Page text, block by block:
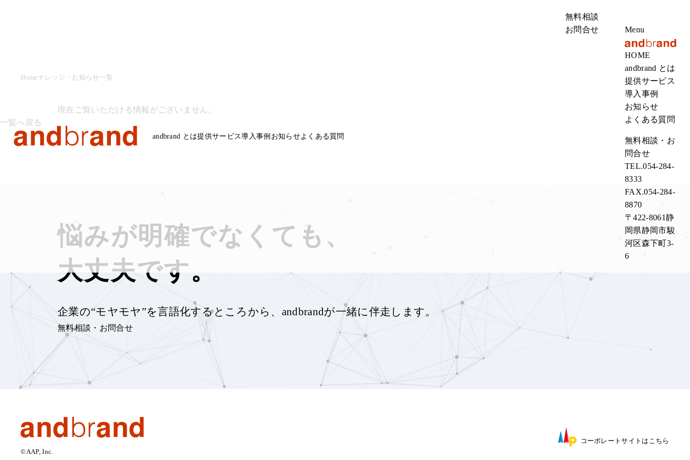
andbrand とは提供サービス導入事例 お知らせよくある質問
無料相談
お問合せ
Menu
HOME
andbrand とは
提供サービス
導入事例
お知らせ
よくある質問
無料相談・お
問合せ
TEL.054-284-
8333
FAX.054-284-
8870
〒422-8061静
岡県静岡市駿
河区森下町3-
6
Home ナレッジ・お知らせ一覧
現在ご覧いただける情報がございません。
一覧へ戻る
悩みが明確でなくても、
大丈夫です。
企業の“モヤモヤ”を言語化するところから、 andbrandが一緒に伴走します。
無料相談・お問合せ
©AAP, Inc.
コーポレートサイト はこちら